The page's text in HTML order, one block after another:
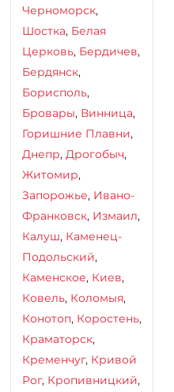
Черноморск,
Шостка, Белая
Церковь, Бердичев,
Бердянск,
Борисполь,
Бровары, Винница,
Горишние Плавни,
Днепр, Дрогобыч,
Житомир,
Запорожье, Ивано-
Франковск, Измаил,
Калуш, Каменец-
Подольский,
Каменское, Киев,
Ковель, Коломыя,
Конотоп, Коростень,
Краматорск,
Кременчуг, Кривой
Рог, Кропивницкий,